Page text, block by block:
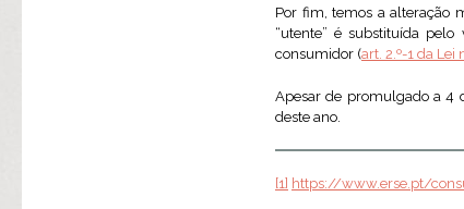
Por fim, temos a alteração
“utente” é substituída
consumidor (art. 2.º-1 da Lei
Apesar de promulgado a 4
deste ano.
[1] https://www.erse.pt/